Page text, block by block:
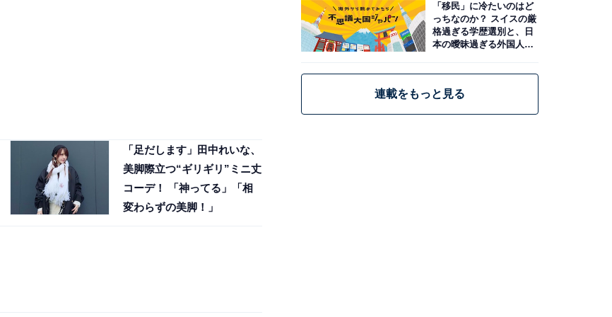
「足だします」田中れいな、
美脚際立つ“ギリギリ”ミニ丈
コーデ！ 「神ってる」「相
変わらずの美脚！」
「移民」に冷たいのはど
っちなのか？ スイスの厳
格過ぎる学歴選別と、日
本の曖昧過ぎる外国人政
連載をもっと見る